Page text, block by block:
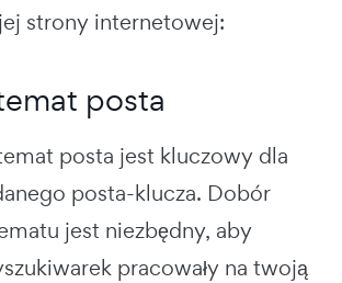
strony internetowej:
posta
posta jest kluczowy dla
posta-klucza. Dobór
jest niezbędny, aby
pracowały na twoją